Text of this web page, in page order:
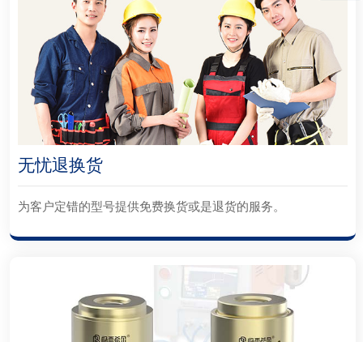
无忧退换货
为客户定错的型号提供免费换货或是退货的服务。